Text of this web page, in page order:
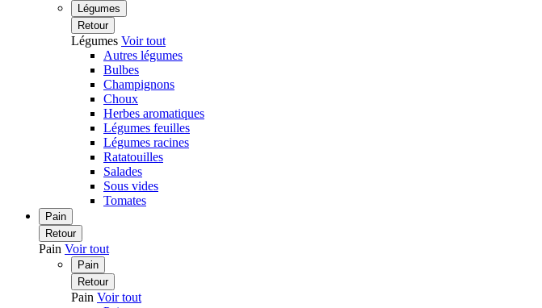
Légumes
Retour
Légumes Voir tout
Autres légumes
Bulbes
Champignons
Choux
Herbes aromatiques
Légumes feuilles
Légumes racines
Ratatouilles
Salades
Sous vides
Tomates
Pain
Retour
Pain Voir tout
Pain
Retour
Pain Voir tout